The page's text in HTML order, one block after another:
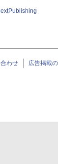
わせ 広告掲載